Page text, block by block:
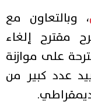
، وبالتعاون مع
مقترح إلغاء
على موازنة
عدد كبير من